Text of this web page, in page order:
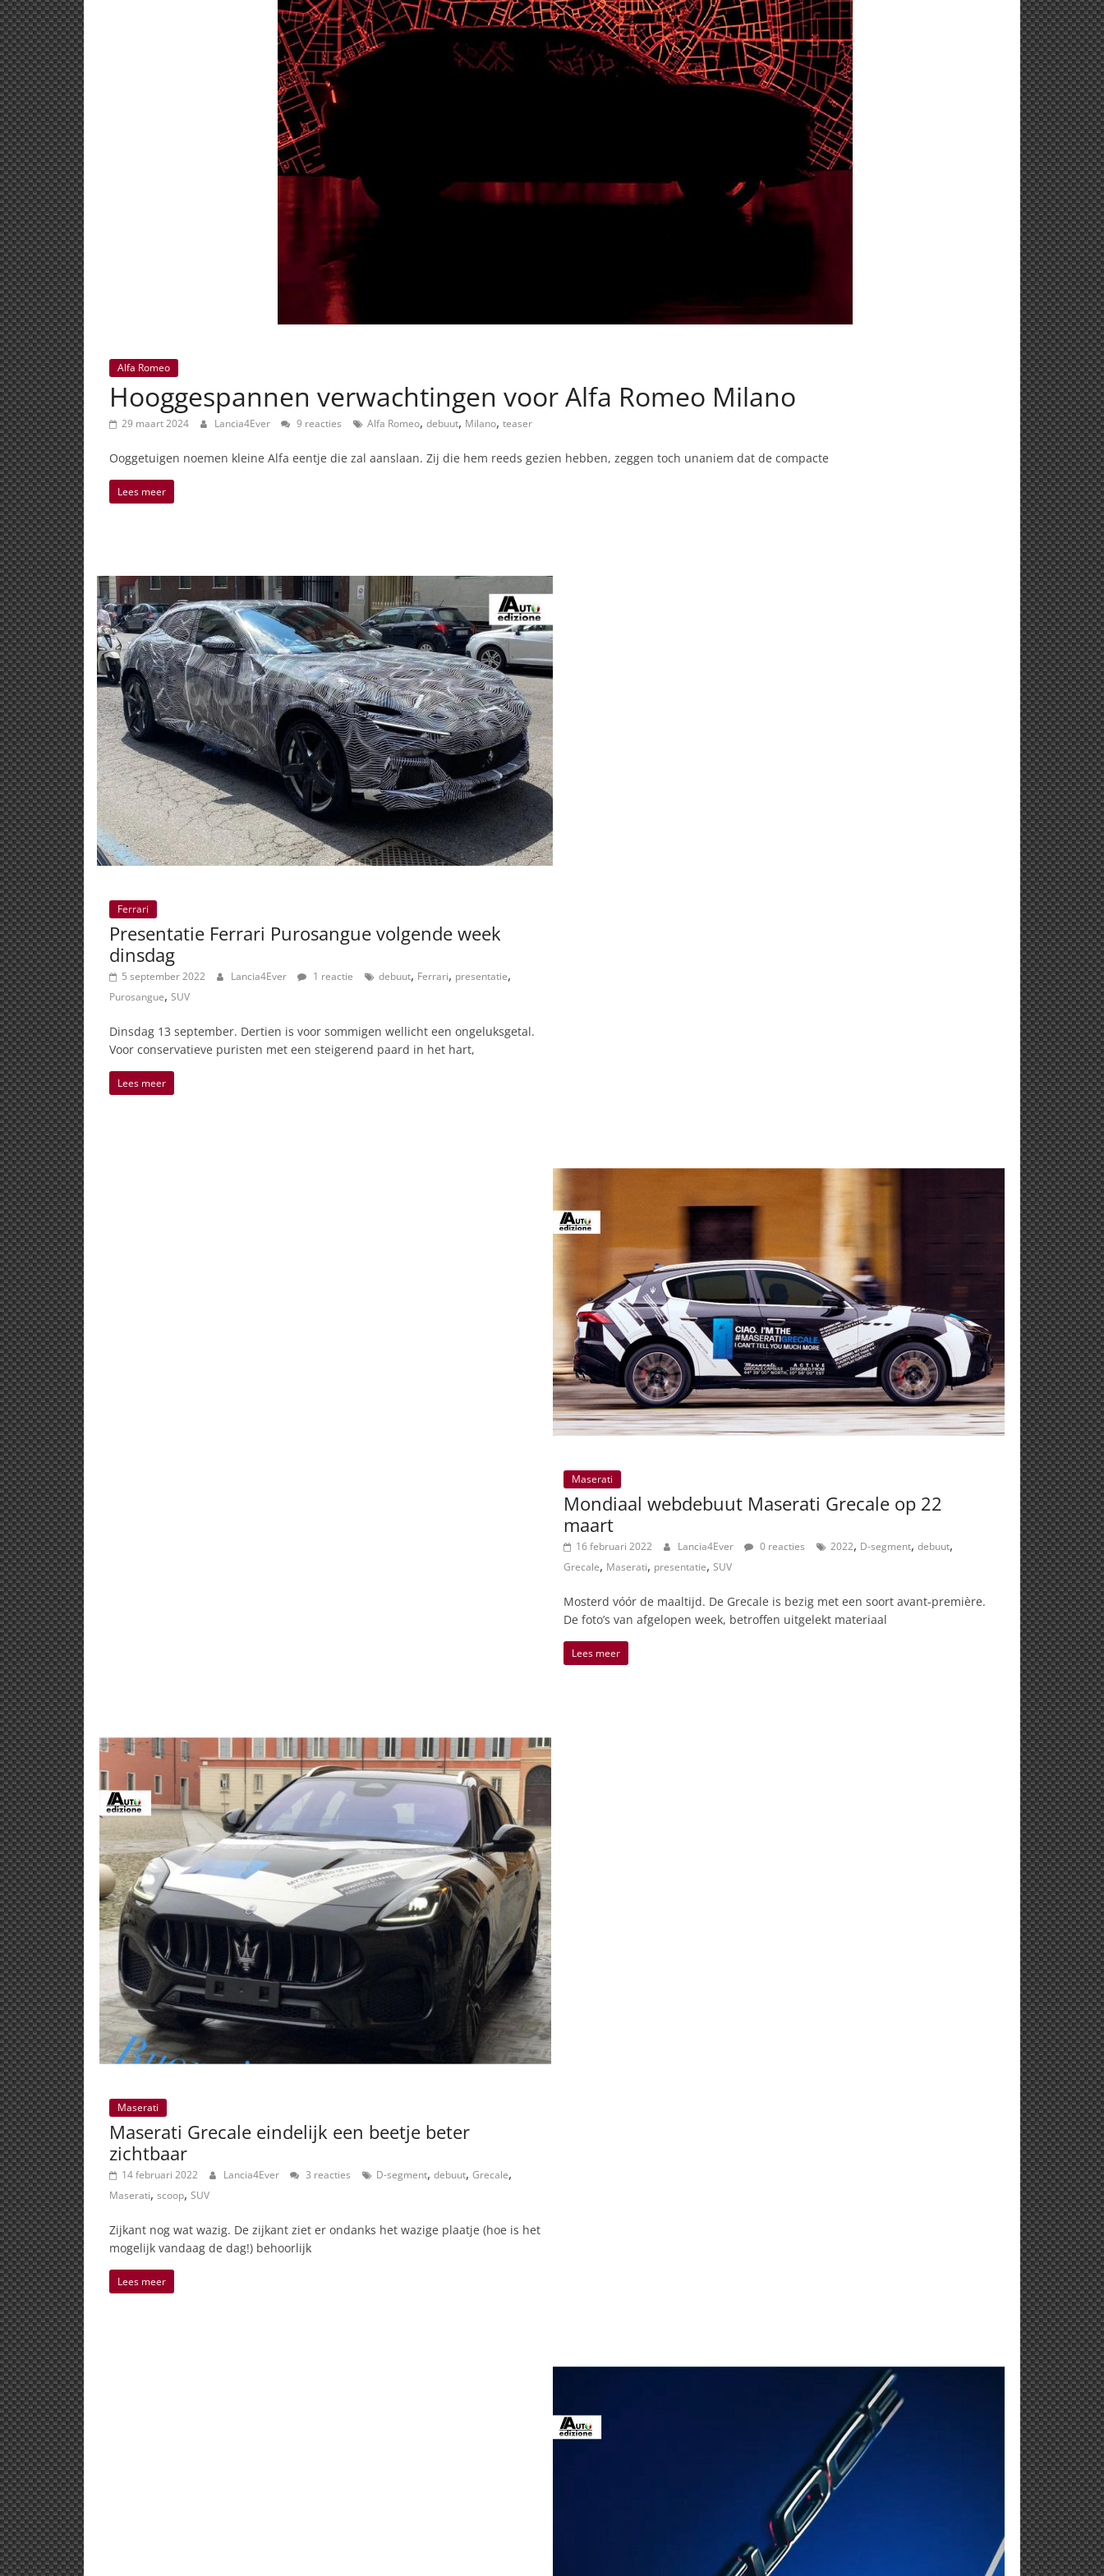
Alfa Romeo
Hooggespannen verwachtingen voor Alfa Romeo Milano
29 maart 2024 Lancia4Ever 9 reacties Alfa Romeo, debuut, Milano, teaser
Ooggetuigen noemen kleine Alfa eentje die zal aanslaan. Zij die hem reeds gezien hebben, zeggen toch unaniem dat de compacte
Lees meer
Ferrari
Presentatie Ferrari Purosangue volgende week
dinsdag
5 september 2022 Lancia4Ever 1 reactie debuut, Ferrari, presentatie,
Purosangue, SUV
Dinsdag 13 september. Dertien is voor sommigen wellicht een ongeluksgetal.
Voor conservatieve puristen met een steigerend paard in het hart,
Lees meer
Maserati
Mondiaal webdebuut Maserati Grecale op 22
maart
16 februari 2022 Lancia4Ever 0 reacties 2022, D-segment, debuut,
Grecale, Maserati, presentatie, SUV
Mosterd vóór de maaltijd. De Grecale is bezig met een soort avant-première.
De foto’s van afgelopen week, betroffen uitgelekt materiaal
Lees meer
Maserati
Maserati Grecale eindelijk een beetje beter
zichtbaar
14 februari 2022 Lancia4Ever 3 reacties D-segment, debuut, Grecale,
Maserati, scoop, SUV
Zijkant nog wat wazig. De zijkant ziet er ondanks het wazige plaatje (hoe is het
mogelijk vandaag de dag!) behoorlijk
Lees meer